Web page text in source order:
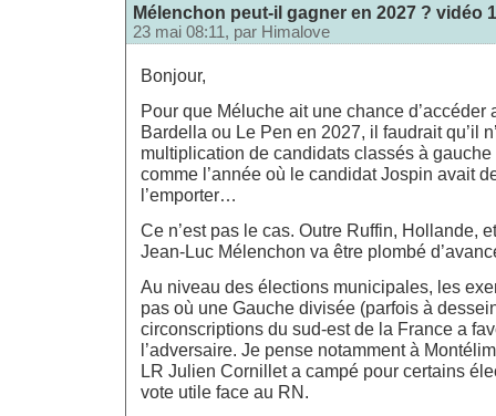
Mélenchon peut-il gagner en 2027 ? vidéo
23 mai 08:11, par Himalove
Bonjour,
Pour que Méluche ait une chance d’accéder
Bardella ou Le Pen en 2027, il faudrait qu’il
multiplication de candidats classés à gauche
comme l’année où le candidat Jospin avait
l’emporter…
Ce n’est pas le cas. Outre Ruffin, Hollande,
Jean-Luc Mélenchon va être plombé
Au niveau des élections municipales, les
pas où une Gauche divisée (parfois à
circonscriptions du sud-est de la France a
l’adversaire. Je pense notamment à
LR Julien Cornillet a campé pour certains
vote utile face au RN.